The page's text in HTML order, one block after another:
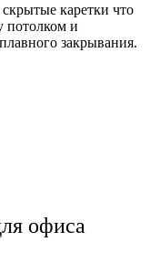
каретки что
потолком и
закрывания.
офиса